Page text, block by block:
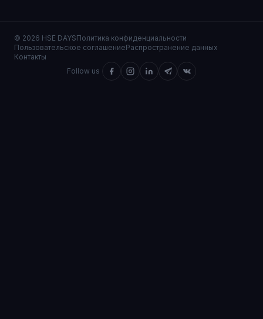
© 2026 HSE DAYSПолитика конфиденциальности
Пользовательское соглашениеРаспространение данных
Контакты
Follow us